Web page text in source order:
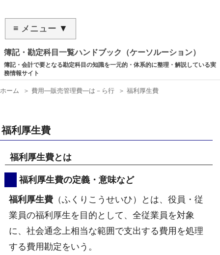
≡ メニュー ▼
簿記・勘定科目一覧ハンドブック（ケーソルーション）
簿記・会計で要となる勘定科目の知識を一元的・体系的に整理・解説している実
務情報サイト
ホーム ＞ 費用―販売管理費―は－ら行 ＞ 福利厚生費
福利厚生費
福利厚生費とは
福利厚生費の定義・意味など
福利厚生費 （ふくりこうせいひ）とは、役員・従
業員の福利厚生を目的として、全従業員を対象
に、社会通念上相当な範囲で支出する費用を処理
する費用勘定をいう。